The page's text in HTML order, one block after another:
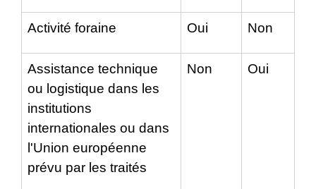
Activité foraine Oui Non
Assistance technique
ou logistique dans les
institutions
internationales ou dans
l'Union européenne
prévu par les traités
Non Oui